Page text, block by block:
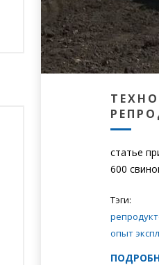
статье
600
Тэги:
опыт